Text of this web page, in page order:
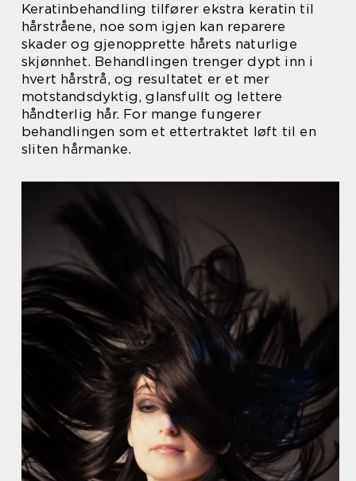
Keratinbehandling tilfører ekstra keratin til
hårstråene, noe som igjen kan reparere
skader og gjenopprette hårets naturlige
skjønnhet. Behandlingen trenger dypt inn i
hvert hårstrå, og resultatet er et mer
motstandsdyktig, glansfullt og lettere
håndterlig hår. For mange fungerer
behandlingen som et ettertraktet løft til en
sliten hårmanke.